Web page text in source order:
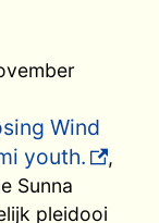
Wind
youth.
,
Sunna
pleidooi